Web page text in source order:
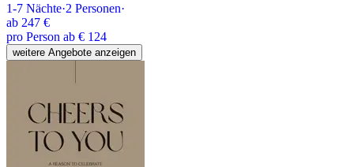
1-7 Nächte·2 Personen·
ab 247 €
pro Person ab € 124
weitere Angebote anzeigen